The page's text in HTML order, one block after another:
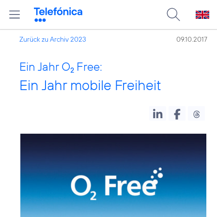
Zurück zu Archiv 2023 09.10.2017
Ein Jahr O2 Free:
Ein Jahr mobile Freiheit